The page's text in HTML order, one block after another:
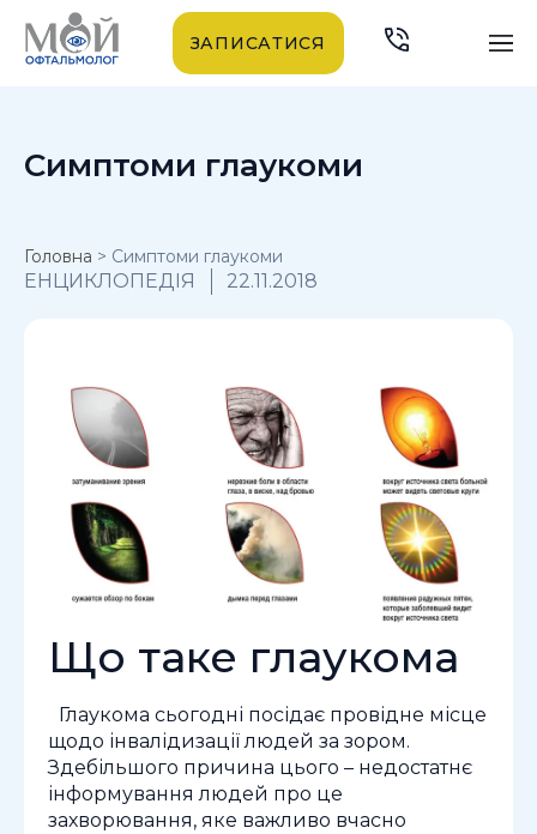
ЗАПИСАТИСЯ
Симптоми глаукоми
Головна > Симптоми глаукоми
ЕНЦИКЛОПЕДІЯ 22.11.2018
Що таке глаукома
Глаукома сьогодні посідає провідне місце
щодо інвалідизації людей за зором.
Здебільшого причина цього – недостатнє
інформування людей про це
захворювання, яке важливо вчасно